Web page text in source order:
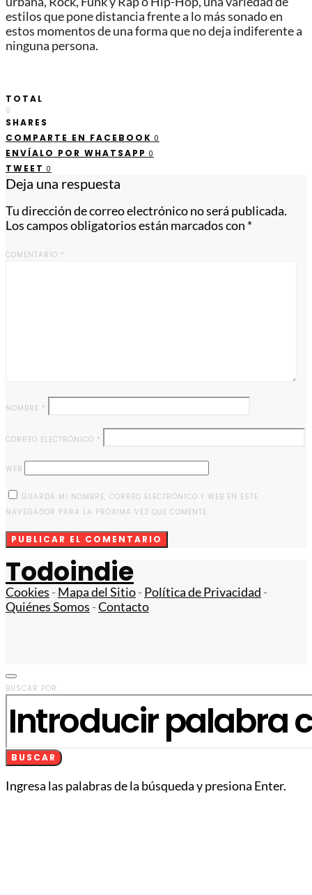
estilos que pone distancia frente a lo más sonado en
estos momentos de una forma que no deja indiferente a
ninguna persona.
TOTAL
0
SHARES
COMPARTE EN FACEBOOK 0
ENVÍALO POR WHATSAPP 0
TWEET 0
Deja una respuesta
Tu dirección de correo electrónico no será publicada.
Los campos obligatorios están marcados con *
COMENTARIO *
NOMBRE *
CORREO ELECTRÓNICO *
WEB
GUARDA MI NOMBRE, CORREO ELECTRÓNICO Y WEB EN ESTE
NAVEGADOR PARA LA PRÓXIMA VEZ QUE COMENTE.
Todoindie
Cookies -Mapa del Sitio-Política de Privacidad -
Quiénes Somos -Contacto
BUSCAR POR:
BUSCAR
Ingresa las palabras de la búsqueda y presiona Enter.